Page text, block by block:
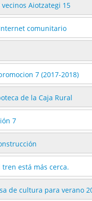
Aiotzategi 15
comunitario
7 (2017-2018)
de la Caja Rural
7
tren está más cerca.
de cultura para verano